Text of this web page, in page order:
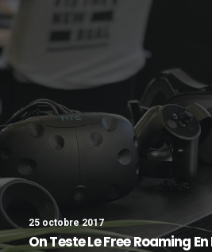
25 octobre 2017
On Teste Le Free Roaming